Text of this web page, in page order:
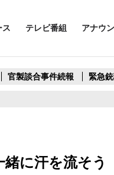
ス テレビ番組 アナウ
官製談合事件続報 緊急
緒に汗を流そ